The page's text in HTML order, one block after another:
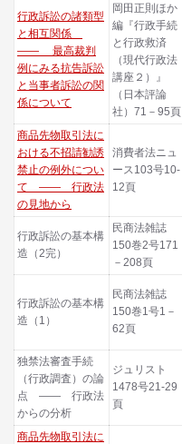
行政訴訟の諸類型
と相互関係
―― 最高裁判
例にみる抗告訴訟
と当事者訴訟の関
係について
岡田正則ほか
編『行政手続
と行政救済
（現代行政法
講座２）』
（日本評論
社）71－95頁
商品先物取引法に
おける不招請勧誘
禁止の例外につい
て ―― 行政法
の見地から
消費者法ニュ
ース103号10-
12頁
行政訴訟の基本構
造（2完）
民商法雑誌
150巻2号171
－208頁
行政訴訟の基本構
造（1）
民商法雑誌
150巻1号1－
62頁
独禁法審査手続
（行政調査）の論
点 ―― 行政法
からの分析
ジュリスト
1478号21-29
頁
商品先物取引法に